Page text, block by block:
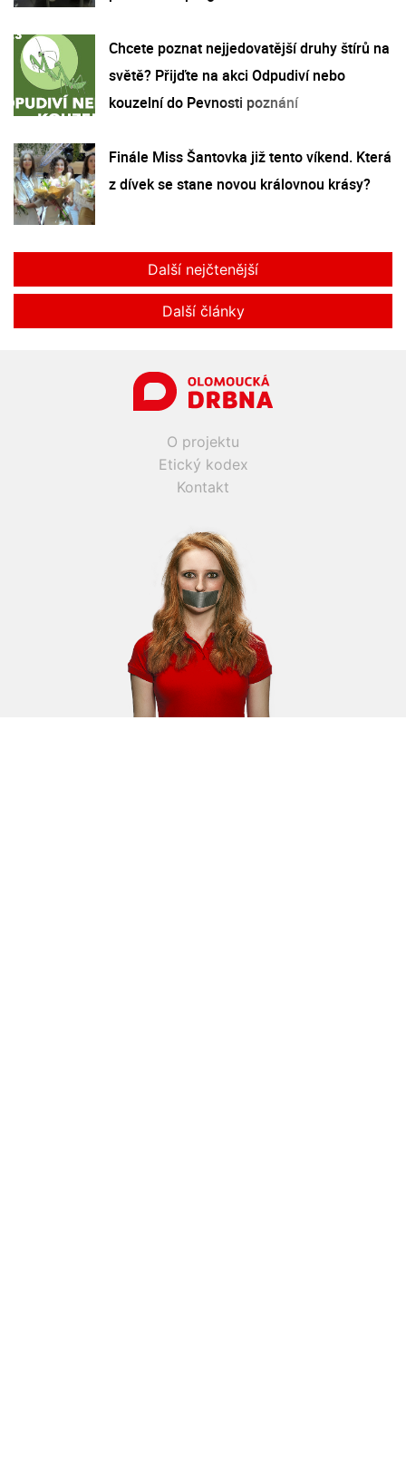
Chcete poznat nejjedovatější druhy štírů na
světě? Přijďte na akci Odpudiví nebo
kouzelní do Pevnosti poznání
Finále Miss Šantovka již tento víkend. Která
z dívek se stane novou královnou krásy?
Další nejčtenější
Další články
O projektu
Etický kodex
Kontakt